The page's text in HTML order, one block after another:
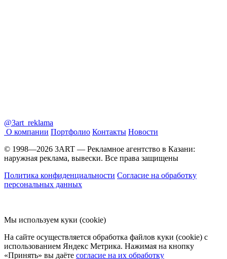
@3art_reklama
О компании Портфолио Контакты Новости
© 1998—2026 3ART — Рекламное агентство в Казани:
наружная реклама, вывески. Все права защищены
Политика конфиденциальности Согласие на обработку
персональных данных
Мы используем куки (cookie)
На сайте осуществляется обработка файлов куки (cookie) с
использованием Яндекс Метрика. Нажимая на кнопку
«Принять» вы даёте согласие на их обработку